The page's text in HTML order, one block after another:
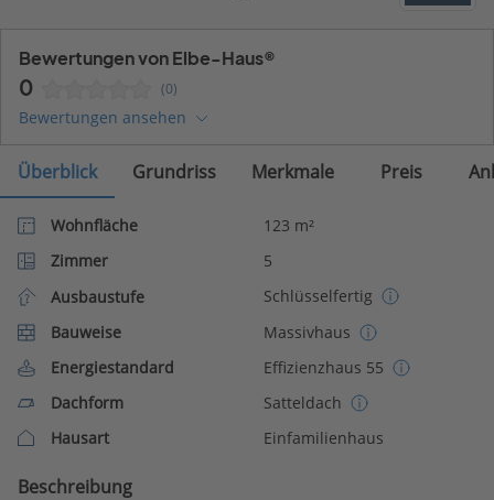
Bewertungen von Elbe-Haus®
0 (0)
Bewertungen ansehen
Überblick Grundriss Merkmale Preis
Wohnfläche
123 m²
Zimmer
5
Ausbaustufe
Schlüsselfertig
Bauweise
Massivhaus
Energiestandard
Effizienzhaus 55
Dachform
Satteldach
Hausart
Einfamilienhaus
Beschreibung